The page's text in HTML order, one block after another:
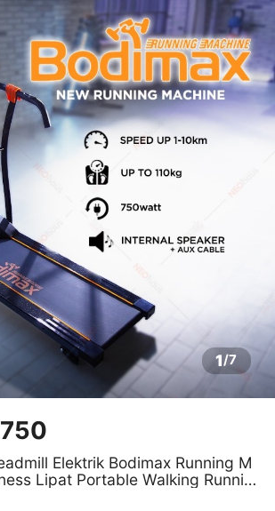
1/7
Elektrik Bodimax Running M
Lipat Portable Walking Runnin
Fitness